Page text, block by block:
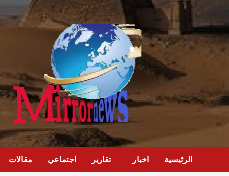
المحتوى
الرئيسية اخبار تقارير اجتماعي مقالات